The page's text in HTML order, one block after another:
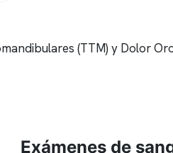
(TTM) y Dolor
Exámenes de